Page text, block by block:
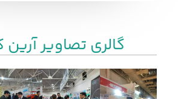
گالری تصاویر آرین